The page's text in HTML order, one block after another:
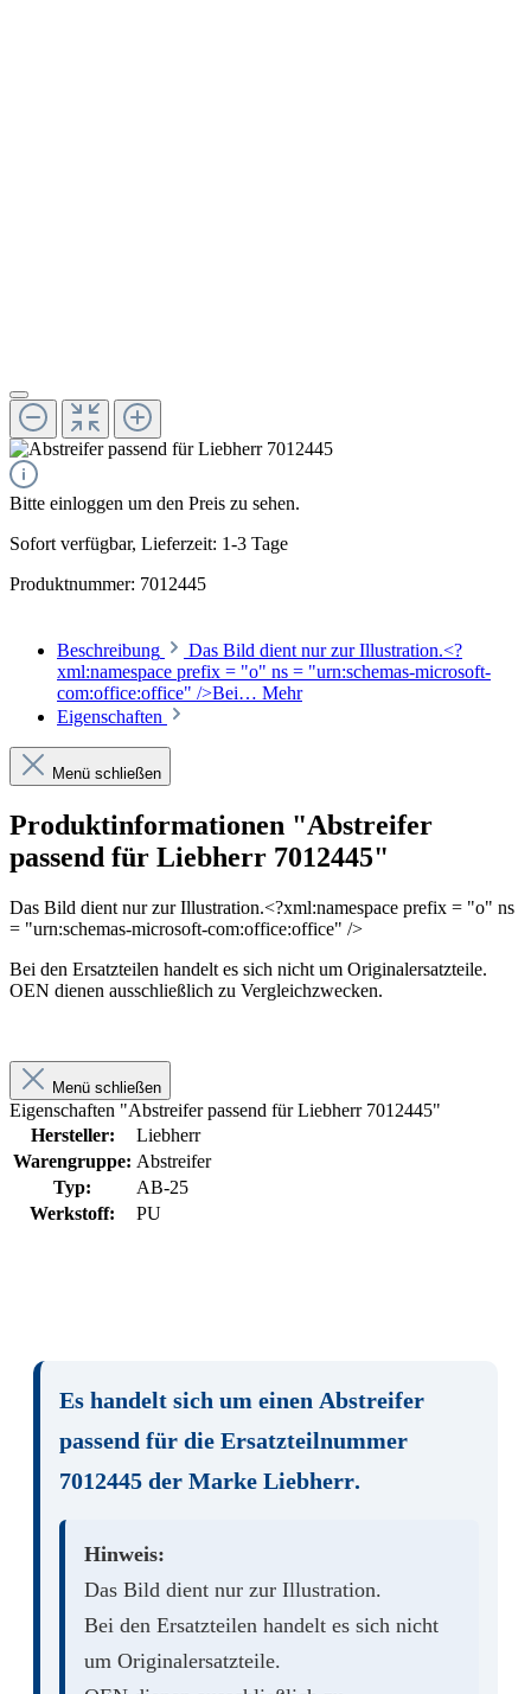
Bitte einloggen um den Preis zu sehen.
Sofort verfügbar, Lieferzeit: 1-3 Tage
Produktnummer: 7012445
Beschreibung
Das Bild dient nur zur Illustration.<?
xml:namespace prefix = "o" ns = "urn:schemas-microsoft-
com:office:office" />Bei… Mehr
Eigenschaften
Menü schließen
Produktinformationen "Abstreifer
passend für Liebherr 7012445"
Das Bild dient nur zur Illustration.<?xml:namespace prefix = "o" ns
= "urn:schemas-microsoft-com:office:office" />
Bei den Ersatzteilen handelt es sich nicht um Originalersatzteile.
OEN dienen ausschließlich zu Vergleichzwecken.
Menü schließen
Eigenschaften "Abstreifer passend für Liebherr 7012445"
Hersteller:
Liebherr
Warengruppe: Abstreifer
Typ:
AB-25
Werkstoff:
PU
Es handelt sich um einen Abstreifer
passend für die Ersatzteilnummer
7012445 der Marke Liebherr.
Hinweis:
Das Bild dient nur zur Illustration.
Bei den Ersatzteilen handelt es sich nicht
um Originalersatzteile.